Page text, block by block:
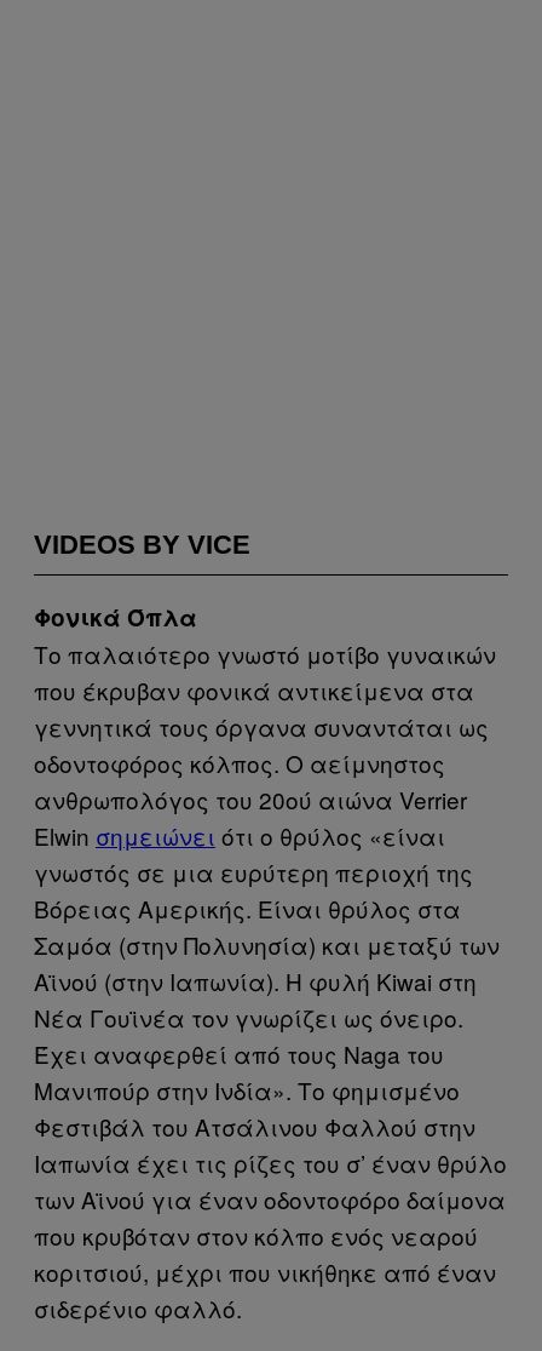
VIDEOS BY VICE
Φονικά Όπλα
Το παλαιότερο γνωστό μοτίβο γυναικών
που έκρυβαν φονικά αντικείμενα στα
γεννητικά τους όργανα συναντάται ως
οδοντοφόρος κόλπος. Ο αείμνηστος
ανθρωπολόγος του 20ού αιώνα Verrier
Elwin σημειώνει ότι ο θρύλος «είναι
γνωστός σε μια ευρύτερη περιοχή της
Βόρειας Αμερικής. Είναι θρύλος στα
Σαμόα (στην Πολυνησία) και μεταξύ των
Αϊνού (στην Ιαπωνία). Η φυλή Kiwai στη
Νέα Γουϊνέα τον γνωρίζει ως όνειρο.
Έχει αναφερθεί από τους Naga του
Μανιπούρ στην Ινδία». Το φημισμένο
Φεστιβάλ του Ατσάλινου Φαλλού στην
Ιαπωνία έχει τις ρίζες του σ’ έναν θρύλο
των Αϊνού για έναν οδοντοφόρο δαίμονα
που κρυβόταν στον κόλπο ενός νεαρού
κοριτσιού, μέχρι που νικήθηκε από έναν
σιδερένιο φαλλό.